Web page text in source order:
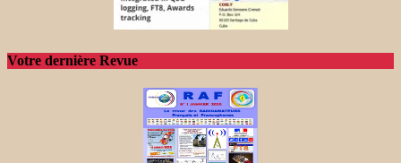
Votre dernière Revue